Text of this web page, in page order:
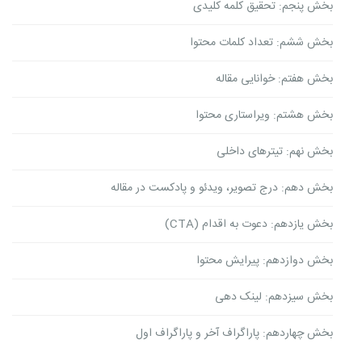
بخش پنجم: تحقیق کلمه کلیدی
بخش ششم: تعداد کلمات محتوا
بخش هفتم: خوانایی مقاله
بخش هشتم: ویراستاری محتوا
بخش نهم: تیترهای داخلی
بخش دهم: درج تصویر، ویدئو و پادکست در مقاله
بخش یازدهم: دعوت به اقدام (CTA)
بخش دوازدهم: پیرایش محتوا
بخش سیزدهم: لینک دهی
بخش چهاردهم: پاراگراف آخر و پاراگراف اول